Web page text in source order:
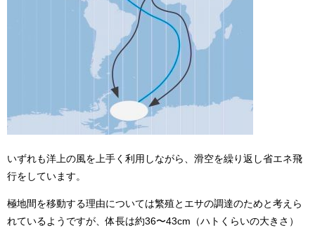
いずれも洋上の風を上手く利用しながら、滑空を繰り返し省エネ飛
行をしています。
極地間を移動する理由については繁殖とエサの調達のためと考えら
れているようですが、体長は約36〜43cm（ハトくらいの大きさ）